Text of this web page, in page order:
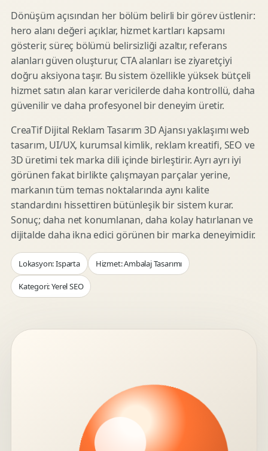
Dönüşüm açısından her bölüm belirli bir görev üstlenir:
hero alanı değeri açıklar, hizmet kartları kapsamı
gösterir, süreç bölümü belirsizliği azaltır, referans
alanları güven oluşturur, CTA alanları ise ziyaretçiyi
doğru aksiyona taşır. Bu sistem özellikle yüksek bütçeli
hizmet satın alan karar vericilerde daha kontrollü, daha
güvenilir ve daha profesyonel bir deneyim üretir.
CreaTif Dijital Reklam Tasarım 3D Ajansı yaklaşımı web
tasarım, UI/UX, kurumsal kimlik, reklam kreatifi, SEO ve
3D üretimi tek marka dili içinde birleştirir. Ayrı ayrı iyi
görünen fakat birlikte çalışmayan parçalar yerine,
markanın tüm temas noktalarında aynı kalite
standardını hissettiren bütünleşik bir sistem kurar.
Sonuç; daha net konumlanan, daha kolay hatırlanan ve
dijitalde daha ikna edici görünen bir marka deneyimidir.
Lokasyon: Isparta Hizmet: Ambalaj Tasarımı
Kategori: Yerel SEO